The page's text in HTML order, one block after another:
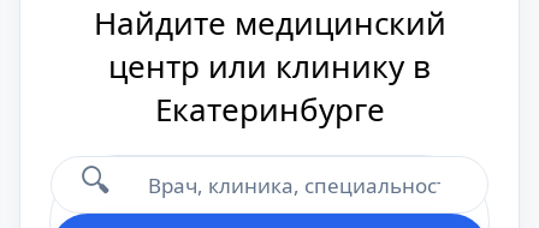
Найдите медицинский
центр или клинику в
Екатеринбурге
🔍